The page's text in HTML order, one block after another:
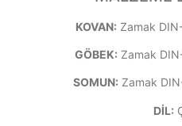
KOVAN: Zamak
GÖBEK: Zamak
SOMUN: Zamak
DİL: